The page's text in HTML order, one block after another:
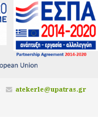
atekerle@upatras.gr